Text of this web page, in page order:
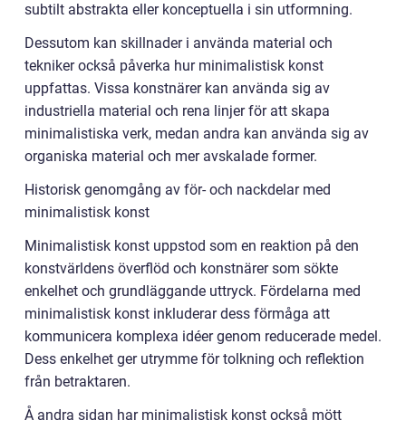
subtilt abstrakta eller konceptuella i sin utformning.
Dessutom kan skillnader i använda material och
tekniker också påverka hur minimalistisk konst
uppfattas. Vissa konstnärer kan använda sig av
industriella material och rena linjer för att skapa
minimalistiska verk, medan andra kan använda sig av
organiska material och mer avskalade former.
Historisk genomgång av för- och nackdelar med
minimalistisk konst
Minimalistisk konst uppstod som en reaktion på den
konstvärldens överflöd och konstnärer som sökte
enkelhet och grundläggande uttryck. Fördelarna med
minimalistisk konst inkluderar dess förmåga att
kommunicera komplexa idéer genom reducerade medel.
Dess enkelhet ger utrymme för tolkning och reflektion
från betraktaren.
Å andra sidan har minimalistisk konst också mött